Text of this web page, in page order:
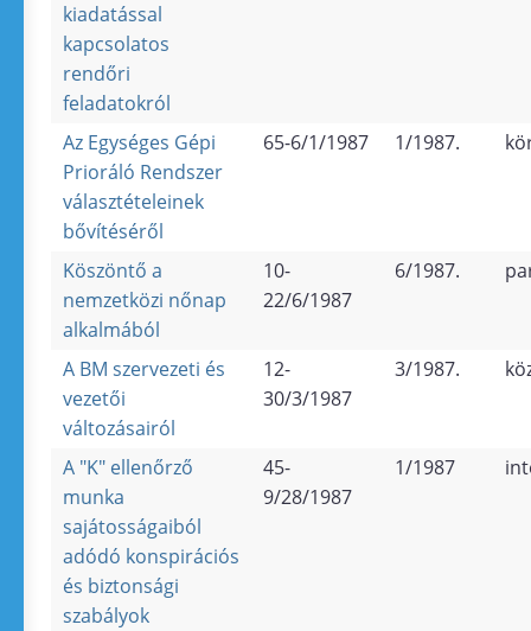
kiadatással
kapcsolatos
rendőri
feladatokról
Az Egységes Gépi
Prioráló Rendszer
választételeinek
bővítéséről
65-6/1/1987 1/1987.
Köszöntő a
nemzetközi nőnap
alkalmából
10-
22/6/1987
6/1987.
A BM szervezeti és
vezetői
változásairól
12-
30/3/1987
3/1987.
A "K" ellenőrző
munka
sajátosságaiból
adódó konspirációs
és biztonsági
szabályok
45-
9/28/1987
1/1987